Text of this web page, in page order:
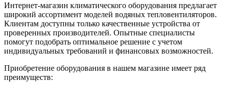
Интернет-магазин климатического оборудования предлагает
широкий ассортимент моделей водяных тепловентиляторов.
Клиентам доступны только качественные устройства от
проверенных производителей. Опытные специалисты
помогут подобрать оптимальное решение с учетом
индивидуальных требований и финансовых возможностей.
Приобретение оборудования в нашем магазине имеет ряд
преимуществ: